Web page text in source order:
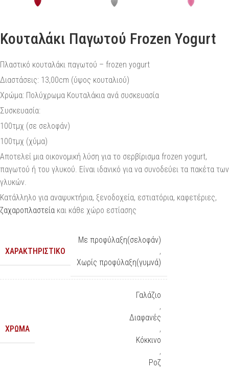
Κουταλάκι Παγωτού Frozen Yogurt
Πλαστικό κουταλάκι παγωτού – frozen yogurt
Διαστάσεις: 13,00cm (ύψος κουταλιού)
Χρώμα: Πολύχρωμα Κουταλάκια ανά συσκευασία
Συσκευασία:
100τμχ (σε σελοφάν)
100τμχ (χύμα)
Αποτελεί μια οικονομική λύση για το σερβίρισμα frozen yogurt,
παγωτού ή του γλυκού. Είναι ιδανικό για να συνοδεύει τα πακέτα των
γλυκών.
Κατάλληλο για αναψυκτήρια, ξενοδοχεία, εστιατόρια, καφετέριες,
ζαχαροπλαστεία και κάθε χώρο εστίασης
ΧΑΡΑΚΤΗΡΙΣΤΙΚΌ
Με προφύλαξη(σελοφάν)
,
Χωρίς προφύλαξη(γυμνά)
ΧΡΏΜΑ
Γαλάζιο
,
Διαφανές
,
Κόκκινο
,
Ροζ